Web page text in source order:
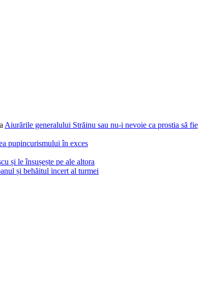
Aiurările generalului Străinu sau nu-i nevoie ca prostia să fie
pupincurismului în exces
și le însușește pe ale altora
și behăitul incert al turmei